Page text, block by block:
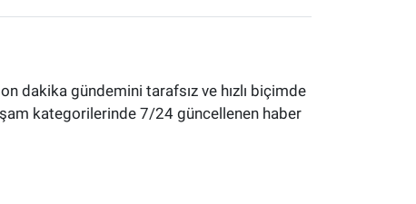
dakika gündemini tarafsız ve hızlı biçimde
kategorilerinde 7/24 güncellenen haber